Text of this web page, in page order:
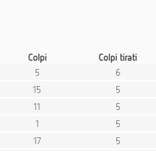
Colpi
Colpi tirati
5
6
15
5
11
5
1
5
17
5